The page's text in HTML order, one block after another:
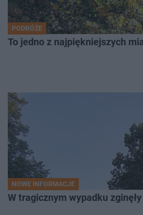
PODRÓŻE
To jedno z najpiękniejszych
NOWE INFORMACJE
W tragicznym wypadku